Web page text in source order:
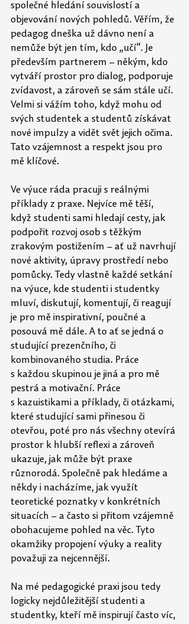
společné hledání souvislostí a
objevování nových pohledů. Věřím, že
pedagog dneška už dávno není a
nemůže být jen tím, kdo „učí“. Je
především partnerem – někým, kdo
vytváří prostor pro dialog, podporuje
zvídavost, a zároveň se sám stále učí.
Velmi si vážím toho, když mohu od
svých studentek a studentů získávat
nové impulzy a vidět svět jejich očima.
Tato vzájemnost a respekt jsou pro
mě klíčové.
Ve výuce ráda pracuji s reálnými
příklady z praxe. Nejvíce mě těší,
když studenti sami hledají cesty, jak
podpořit rozvoj osob s těžkým
zrakovým postižením – ať už navrhují
nové aktivity, úpravy prostředí nebo
pomůcky. Tedy vlastně každé setkání
na výuce, kde studenti i studentky
mluví, diskutují, komentují, či reagují
je pro mě inspirativní, poučné a
posouvá mě dále. A to ať se jedná o
studující prezenčního, či
kombinovaného studia. Práce
s každou skupinou je jiná a pro mě
pestrá a motivační. Práce
s kazuistikami a příklady, či otázkami,
které studující sami přinesou či
otevřou, poté pro nás všechny otevírá
prostor k hlubší reflexi a zároveň
ukazuje, jak může být praxe
různorodá. Společně pak hledáme a
někdy i nacházíme, jak využít
teoretické poznatky v konkrétních
situacích – a často si přitom vzájemně
obohacujeme pohled na věc. Tyto
okamžiky propojení výuky a reality
považuji za nejcennější.
Na mé pedagogické praxi jsou tedy
logicky nejdůležitější studenti a
studentky, kteří mě inspirují často víc,